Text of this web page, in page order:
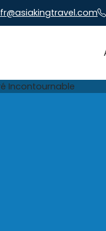
fr@asiakingtravel.com